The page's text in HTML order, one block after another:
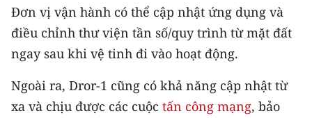
Media Môi trường
Ảnh
Infographic
Đơn vị vận hành có thể cập nhật ứng dụng và
điều chỉnh thư viện tần số/quy trình từ mặt đất
ngay sau khi vệ tinh đi vào hoạt động.
Ngoài ra, Dror‑1 cũng có khả năng cập nhật từ
xa và chịu được các cuộc tấn công mạng, bảo